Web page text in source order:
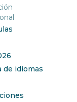
de idiomas